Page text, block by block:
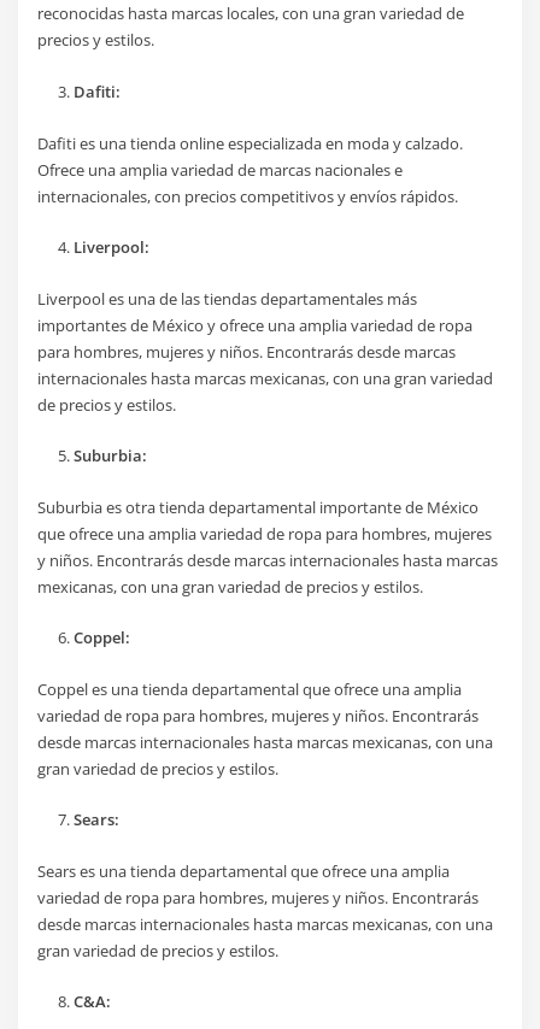
reconocidas hasta marcas locales, con una gran variedad de
precios y estilos.
Dafiti:
Dafiti es una tienda online especializada en moda y calzado.
Ofrece una amplia variedad de marcas nacionales e
internacionales, con precios competitivos y envíos rápidos.
Liverpool:
Liverpool es una de las tiendas departamentales más
importantes de México y ofrece una amplia variedad de ropa
para hombres, mujeres y niños. Encontrarás desde marcas
internacionales hasta marcas mexicanas, con una gran variedad
de precios y estilos.
Suburbia:
Suburbia es otra tienda departamental importante de México
que ofrece una amplia variedad de ropa para hombres, mujeres
y niños. Encontrarás desde marcas internacionales hasta marcas
mexicanas, con una gran variedad de precios y estilos.
Coppel:
Coppel es una tienda departamental que ofrece una amplia
variedad de ropa para hombres, mujeres y niños. Encontrarás
desde marcas internacionales hasta marcas mexicanas, con una
gran variedad de precios y estilos.
Sears:
Sears es una tienda departamental que ofrece una amplia
variedad de ropa para hombres, mujeres y niños. Encontrarás
desde marcas internacionales hasta marcas mexicanas, con una
gran variedad de precios y estilos.
C&A: